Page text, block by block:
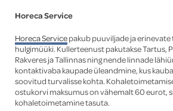
Horeca Service
Horeca Servicepakub puuviljade ja
hulgimüüki. Kullerteenust pakutakse Tartus,
Rakveres ja Tallinnas ning nende linnade
kontaktivaba kaupade üleandmine, kus
soovitud turvalisse kohta.
ostukorvi maksumus on vähemalt 60 eurot,
kohaletoimetamine tasuta.